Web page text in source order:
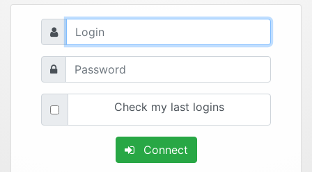
Check my last logins
Connect